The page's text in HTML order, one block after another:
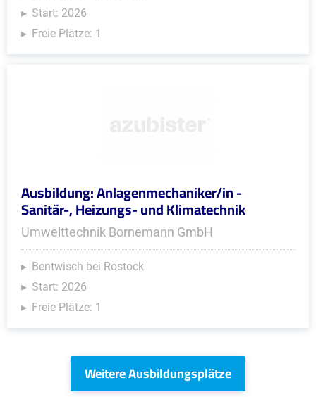
Start: 2026
Freie Plätze: 1
Ausbildung: Anlagenmechaniker/in -
Sanitär-, Heizungs- und Klimatechnik
Umwelttechnik Bornemann GmbH
Bentwisch bei Rostock
Start: 2026
Freie Plätze: 1
Weitere Ausbildungsplätze